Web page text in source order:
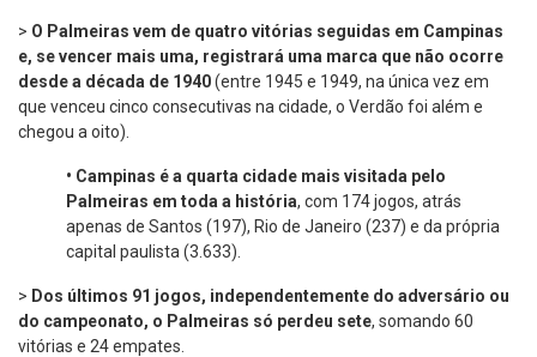
> O Palmeiras vem de quatro vitórias seguidas em Campinas
e, se vencer mais uma, registrará uma marca que não ocorre
desde a década de 1940(entre 1945 e 1949, na única vez em
que venceu cinco consecutivas na cidade, o Verdão foi além e
chegou a oito).
• Campinas é a quarta cidade mais visitada pelo
Palmeiras em toda a história, com 174 jogos, atrás
apenas de Santos (197), Rio de Janeiro (237) e da própria
capital paulista (3.633).
> Dos últimos 91 jogos, independentemente do adversário ou
do campeonato, o Palmeiras só perdeu sete, somando 60
vitórias e 24 empates.